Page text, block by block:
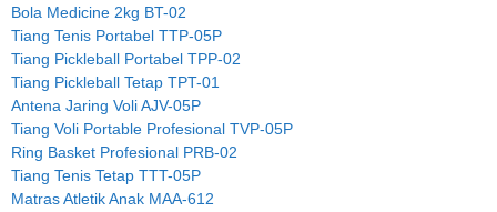
Bola Medicine 2kg BT-02
Tiang Tenis Portabel TTP-05P
Tiang Pickleball Portabel TPP-02
Tiang Pickleball Tetap TPT-01
Antena Jaring Voli AJV-05P
Tiang Voli Portable Profesional TVP-05P
Ring Basket Profesional PRB-02
Tiang Tenis Tetap TTT-05P
Matras Atletik Anak MAA-612